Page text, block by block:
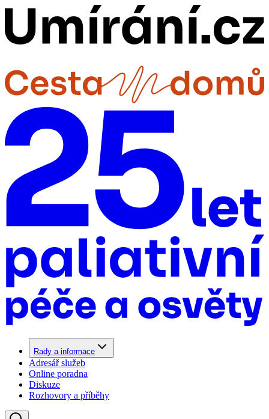
Rady a informace
Adresář služeb
Online poradna
Diskuze
Rozhovory a příběhy